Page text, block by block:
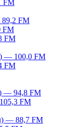
FM
89,2 FM
FM
FM
— 100,0 FM
FM
— 94,8 FM
FM
— 88,7 FM